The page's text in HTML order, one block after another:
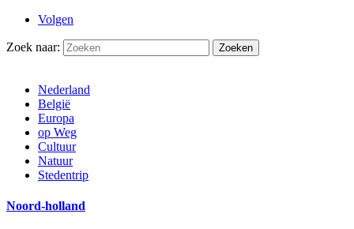
Volgen
Zoek naar:
Nederland
België
Europa
op Weg
Cultuur
Natuur
Stedentrip
Noord-holland